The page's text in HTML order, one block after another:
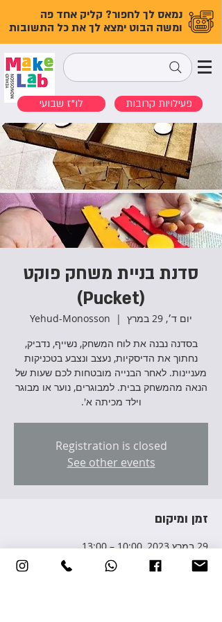
נמאס לך לחפור? קליק אחד פה
ומשה הבוט ימצא לך את כל התשובות
לו"ז שבועי פעילויות קרובות
סדנת בניית משחק פוקט
(Pucket)
יום ד׳, 29 במרץ
  |
Yehud-Monosson
בסדנה נבנה את לוח המשחק, נשייף, נדביק,
נחתוך את הדיסקיות, נעצב ונצבע בטכניקות
מעניינות. לאחר הבנייה מובטחות לכם שעות של
הנאה מהמשחק בבית. למבוגרים, נוער או מבוגר
וילד מכיתה א'.
Registration is closed
See other events
זמן ומיקום
29 במרץ 2023, 10:00 – 13:00
Yehud-Monosson, Avraham Giron St 3,
Yehud-Monosson, Israel